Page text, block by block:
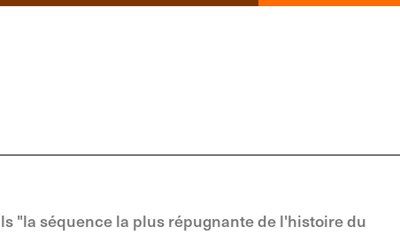
"la séquence la plus répugnante de l'histoire du